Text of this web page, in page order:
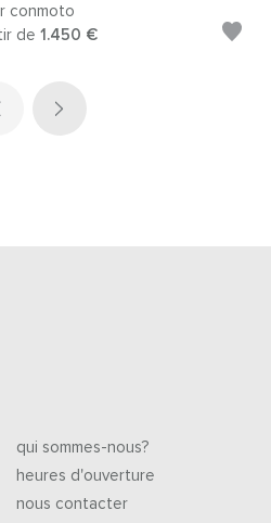
conmoto
de 1.450 €
qui sommes-nous?
heures d'ouverture
nous contacter